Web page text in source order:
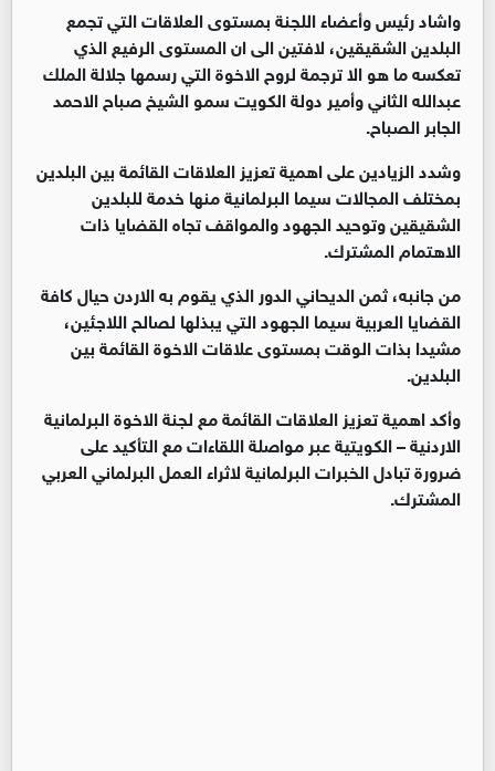
واشاد رئيس وأعضاء اللجنة بمستوى العلاقات التي تجمع
البلدين الشقيقين، لافتين الى ان المستوى الرفيع الذي
تعكسه ما هو الا ترجمة لروح الاخوة التي رسمها جلالة الملك
عبدالله الثاني وأمير دولة الكويت سمو الشيخ صباح الاحمد
الجابر الصباح.
وشدد الزيادين على اهمية تعزيز العلاقات القائمة بين البلدين
بمختلف المجالات سيما البرلمانية منها خدمة للبلدين
الشقيقين وتوحيد الجهود والمواقف تجاه القضايا ذات
الاهتمام المشترك.
من جانبه، ثمن الديحاني الدور الذي يقوم به الاردن حيال كافة
القضايا العربية سيما الجهود التي يبذلها لصالح اللاجئين،
مشيدا بذات الوقت بمستوى علاقات الاخوة القائمة بين
البلدين.
وأكد اهمية تعزيز العلاقات القائمة مع لجنة الاخوة البرلمانية
الاردنية – الكويتية عبر مواصلة اللقاءات مع التأكيد على
ضرورة تبادل الخبرات البرلمانية لاثراء العمل البرلماني العربي
المشترك.